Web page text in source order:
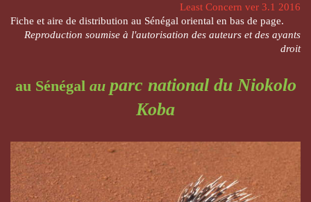
Least Concern ver 3.1 2016
Fiche et aire de distribution au Sénégal oriental en bas de page.
Reproduction soumise à l'autorisation des auteurs et des ayants
droit
au Sénégal au parc national du Niokolo
Koba